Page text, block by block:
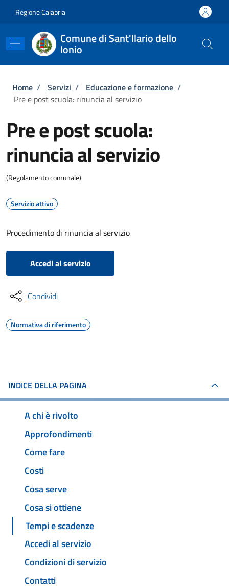
Regione Calabria
Comune di Sant'Ilario dello
Ionio
Briciole di pane
Home / Servizi / Educazione e formazione /
Pre e post scuola: rinuncia al servizio
Pre e post scuola:
rinuncia al servizio
(Regolamento comunale)
Servizio attivo
Procedimento di rinuncia al servizio
Accedi al servizio
Condividi
Normativa di riferimento
INDICE DELLA PAGINA
A chi è rivolto
Approfondimenti
Come fare
Costi
Cosa serve
Cosa si ottiene
Tempi e scadenze
Accedi al servizio
Condizioni di servizio
Contatti